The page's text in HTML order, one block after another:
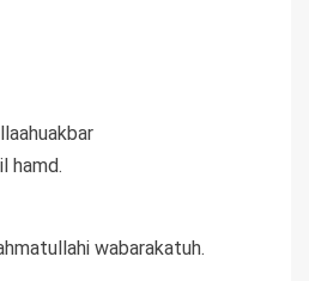
hamd.
wabarakatuh.